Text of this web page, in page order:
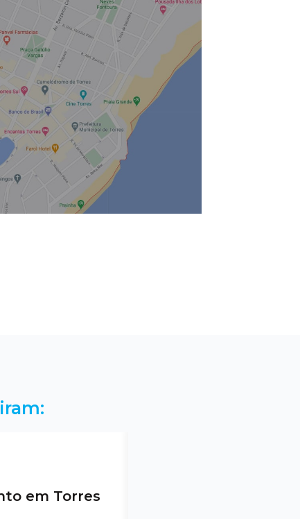
em Torres